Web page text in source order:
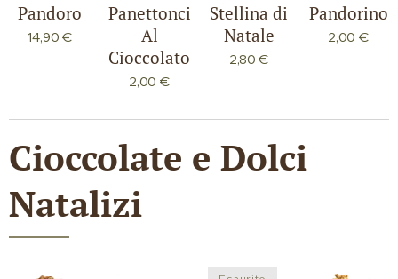
Pandoro
14,90 €
Panettoncino
Al
Cioccolato
2,00 €
Stellina di
Natale
2,80 €
Pandorino
2,00 €
Cioccolate e Dolci
Natalizi